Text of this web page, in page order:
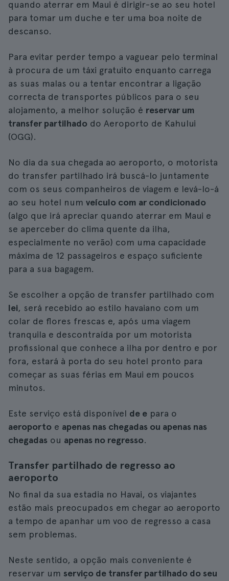
quando aterrar em Maui é dirigir-se ao seu hotel
para tomar um duche e ter uma boa noite de
descanso.
Para evitar perder tempo a vaguear pelo terminal
à procura de um táxi gratuito enquanto carrega
as suas malas ou a tentar encontrar a ligação
correcta de transportes públicos para o seu
alojamento, a melhor solução é reservar um
transfer partilhado do Aeroporto de Kahului
(OGG).
No dia da sua chegada ao aeroporto, o motorista
do transfer partilhado irá buscá-lo juntamente
com os seus companheiros de viagem e levá-lo-á
ao seu hotel num veículo com ar condicionado
(algo que irá apreciar quando aterrar em Maui e
se aperceber do clima quente da ilha,
especialmente no verão) com uma capacidade
máxima de 12 passageiros e espaço suficiente
para a sua bagagem.
Se escolher a opção de transfer partilhado com
lei, será recebido ao estilo havaiano com um
colar de flores frescas e, após uma viagem
tranquila e descontraída por um motorista
profissional que conhece a ilha por dentro e por
fora, estará à porta do seu hotel pronto para
começar as suas férias em Maui em poucos
minutos.
Este serviço está disponível de e para o
aeroporto e apenas nas chegadas ou apenas nas
chegadas ou apenas no regresso.
Transfer partilhado de regresso ao
aeroporto
No final da sua estadia no Havai, os viajantes
estão mais preocupados em chegar ao aeroporto
a tempo de apanhar um voo de regresso a casa
sem problemas.
Neste sentido, a opção mais conveniente é
reservar um serviço de transfer partilhado do seu